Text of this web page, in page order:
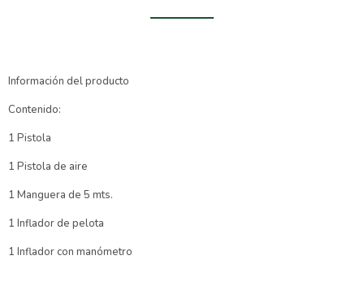
Información del producto
Contenido:
1 Pistola
1 Pistola de aire
1 Manguera de 5 mts.
1 Inflador de pelota
1 Inflador con manómetro